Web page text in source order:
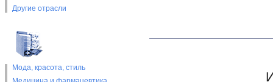
Другие отрасли
Мода, красота, стиль